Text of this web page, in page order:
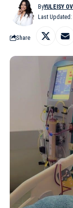
Last
ByYULEISY
Share